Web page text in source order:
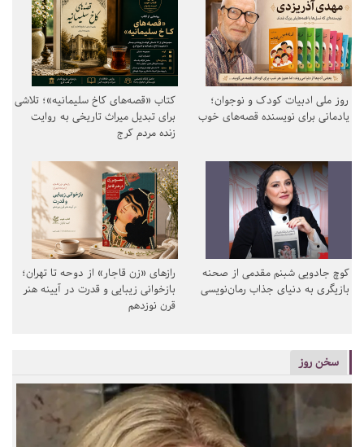
روز ملی ادبیات کودک و نوجوان؛
یادمانی برای نویسنده قصه‌های خوب
کتاب «قصه‌های کاخ سلیمانیه»؛ تلاشی
برای تبدیل میراث تاریخی به روایت
زنده مردم کرج
کوچ جادویی شبنم مقدمی از صحنه
بازیگری به دنیای جذاب رمان‌نویسی
رازهای «زن قاجار» از دوحه تا تهران؛
بازخوانی زیبایی و قدرت در آیینه هنر
قرن نوزدهم
سخن روز